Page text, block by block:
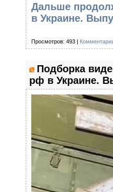
Дальше
в Украине.
Просмотров: 493 |
Подборка
рф в Украине.